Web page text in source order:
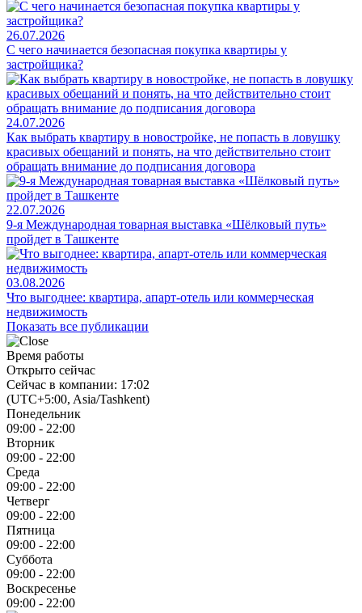
26.07.2026
С чего начинается безопасная покупка квартиры у
застройщика?
24.07.2026
Как выбрать квартиру в новостройке, не попасть в ловушку
красивых обещаний и понять, на что действительно стоит
обращать внимание до подписания договора
22.07.2026
9-я Международная товарная выставка «Шёлковый путь»
пройдет в Ташкенте
03.08.2026
Что выгоднее: квартира, апарт-отель или коммерческая
недвижимость
Показать все публикации
Время работы
Открыто сейчас
Сейчас в компании: 17:02
(UTC+5:00, Asia/Tashkent)
Понедельник
09:00 - 22:00
Вторник
09:00 - 22:00
Среда
09:00 - 22:00
Четверг
09:00 - 22:00
Пятница
09:00 - 22:00
Суббота
09:00 - 22:00
Воскресенье
09:00 - 22:00